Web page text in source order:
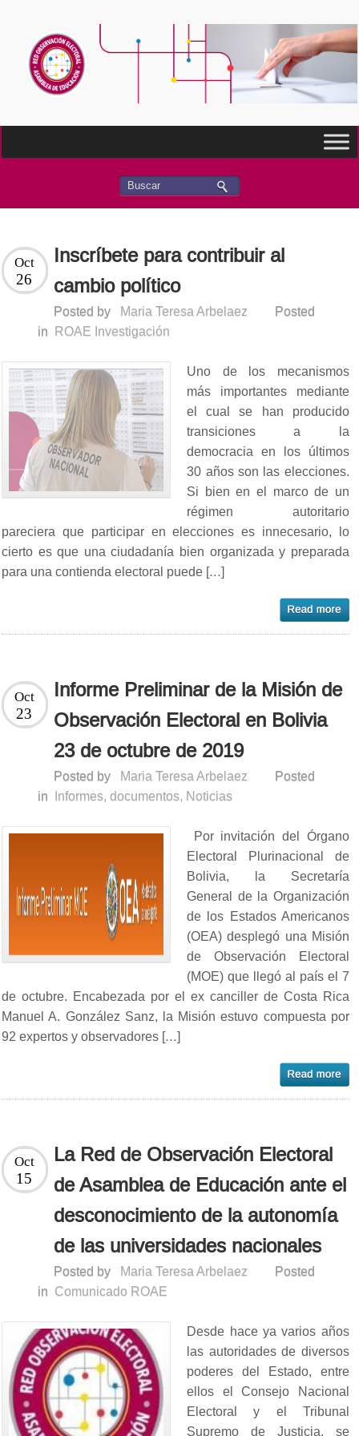
Inscríbete para contribuir al
cambio político
Oct
26
Posted by Maria Teresa Arbelaez
Posted
in
ROAE Investigación
Uno de los mecanismos
más importantes mediante
el cual se han producido
transiciones a la
democracia en los últimos
30 años son las elecciones.
Si bien en el marco de un
régimen autoritario
pareciera que participar en elecciones es innecesario, lo
cierto es que una ciudadanía bien organizada y preparada
para una contienda electoral puede […]
Informe Preliminar de la Misión de
Observación Electoral en Bolivia
23 de octubre de 2019
Oct
23
Posted by Maria Teresa Arbelaez
Posted
in
Informes, documentos, Noticias
Por invitación del Órgano
Electoral Plurinacional de
Bolivia, la Secretaría
General de la Organización
de los Estados Americanos
(OEA) desplegó una Misión
de Observación Electoral
(MOE) que llegó al país el 7
de octubre. Encabezada por el ex canciller de Costa Rica
Manuel A. González Sanz, la Misión estuvo compuesta por
92 expertos y observadores […]
La Red de Observación Electoral
de Asamblea de Educación ante el
desconocimiento de la autonomía
de las universidades nacionales
Oct
15
Posted by Maria Teresa Arbelaez
Posted
in Comunicado ROAE
Desde hace ya varios años
las autoridades de diversos
poderes del Estado, entre
ellos el Consejo Nacional
Electoral y el Tribunal
Supremo de Justicia, se